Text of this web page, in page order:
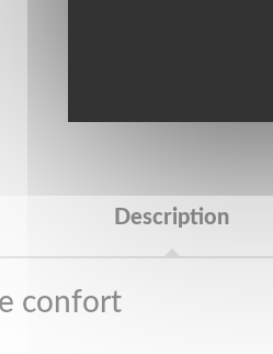
Description
confort